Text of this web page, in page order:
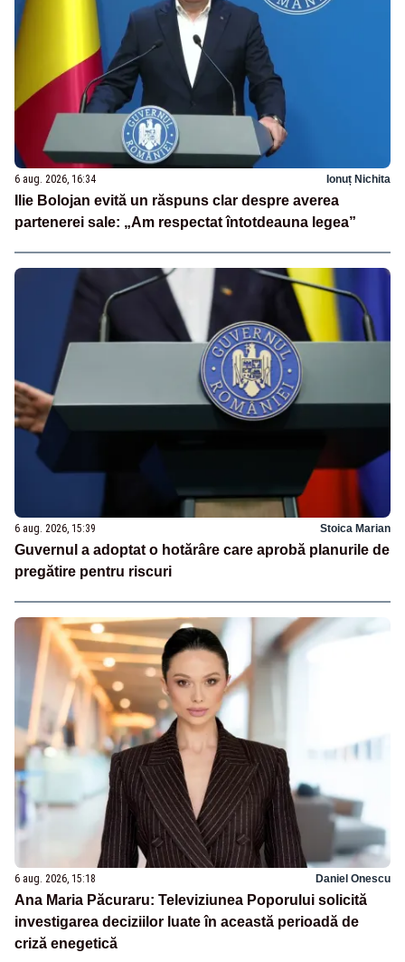
6 aug. 2026, 16:34 Ionuț Nichita
Ilie Bolojan evită un răspuns clar despre averea
partenerei sale: „Am respectat întotdeauna legea”
6 aug. 2026, 15:39 Stoica Marian
Guvernul a adoptat o hotărâre care aprobă planurile de
pregătire pentru riscuri
6 aug. 2026, 15:18 Daniel Onescu
Ana Maria Păcuraru: Televiziunea Poporului solicită
investigarea deciziilor luate în această perioadă de
criză enegetică